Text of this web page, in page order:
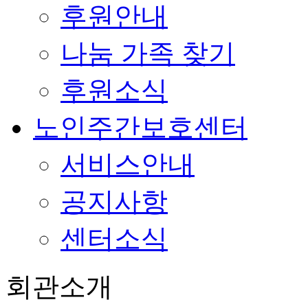
후원안내
나눔 가족 찾기
후원소식
노인주간보호센터
서비스안내
공지사항
센터소식
회관소개